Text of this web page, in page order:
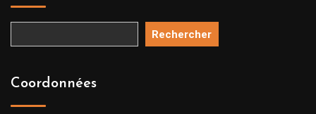
Rechercher
Coordonnées